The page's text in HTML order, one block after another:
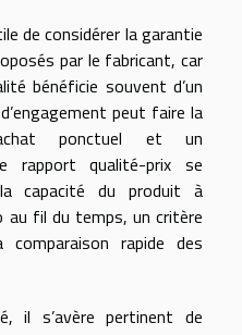
de considérer la garantie
par le fabricant, car
bénéficie souvent d’un
peut faire la
ponctuel et un
rapport qualité-prix se
capacité du produit à
au fil du temps, un critère
rapide des
il s’avère pertinent de